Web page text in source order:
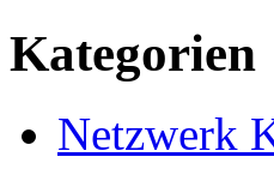
Kategorien
Netzwerk